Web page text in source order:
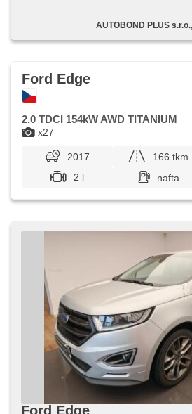
štartovanie tlačítkom, parkovacie
jazdného pruhu, USB, senzor
AUTOBOND PLUS s.r.o.
x27
Ford Edge
2.0 TDCI 154kW AWD TITANIUM
2017 166 tkm
2 l
nafta
Ford Edge